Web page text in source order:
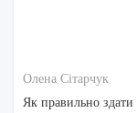
Олена Сітарчук
Як правильно